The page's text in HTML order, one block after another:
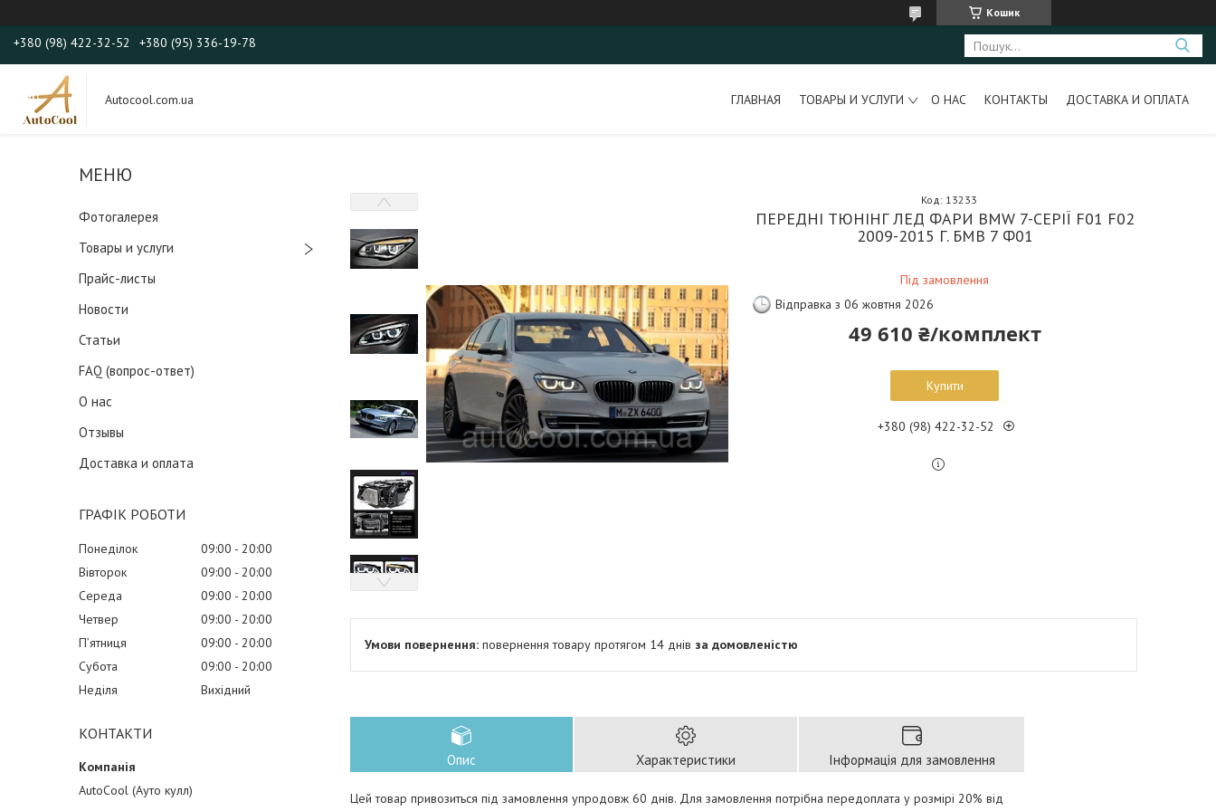
Кошик
+380 (98) 422-32-52 +380 (95) 336-19-78
Autocool.com.ua ГЛАВНАЯ ТОВАРЫ И УСЛУГИ О НАС КОНТАКТЫ ДОСТАВКА И ОПЛАТА
Фотогалерея
Товары и услуги
Прайс-листы
Новости
Статьи
FAQ (вопрос-ответ)
О нас
Отзывы
Доставка и оплата
ГРАФІК РОБОТИ
Понеділок 09:00
20:00
Вівторок
09:00
20:00
Середа
09:00
20:00
Четвер
09:00
20:00
Пʼятниця
09:00
20:00
Субота
09:00
20:00
Неділя
Вихідний
КОНТАКТИ
AutoCool (Ауто кулл)
ПЕРЕДНІ ТЮНІНГ ЛЕД ФАРИ BMW 7-СЕРІЇ F01 F02
2009-2015 Г. БМВ 7 Ф01
Під замовлення
Код: 13233
Відправка з 06 жовтня 2026
49 610 ₴/комплект
Купити
+380 (98) 422-32-52
повернення товару протягом 14 днів за домовленістю
Опис Характеристики Інформація для замовлення
Цей товар привозиться під замовлення упродовж 60 днів. Для замовлення потрібна передоплата у розмірі 20% від